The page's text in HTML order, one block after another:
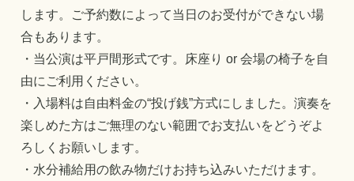
します。ご予約数によって当日のお受付ができない場
合もあります。
・当公演は平戸間形式です。床座り or 会場の椅子を自
由にご利用ください。
・入場料は自由料金の“投げ銭”方式にしました。演奏を
楽しめた方はご無理のない範囲でお支払いをどうぞよ
ろしくお願いします。
・水分補給用の飲み物だけお持ち込みいただけます。